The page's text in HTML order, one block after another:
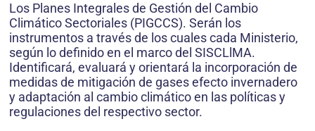
Los Planes Integrales de Gestión del Cambio
Climático Sectoriales (PIGCCS). Serán los
instrumentos a través de los cuales cada Ministerio,
según lo definido en el marco del SISCLlMA.
Identificará, evaluará y orientará la incorporación de
medidas de mitigación de gases efecto invernadero
y adaptación al cambio climático en las políticas y
regulaciones del respectivo sector.